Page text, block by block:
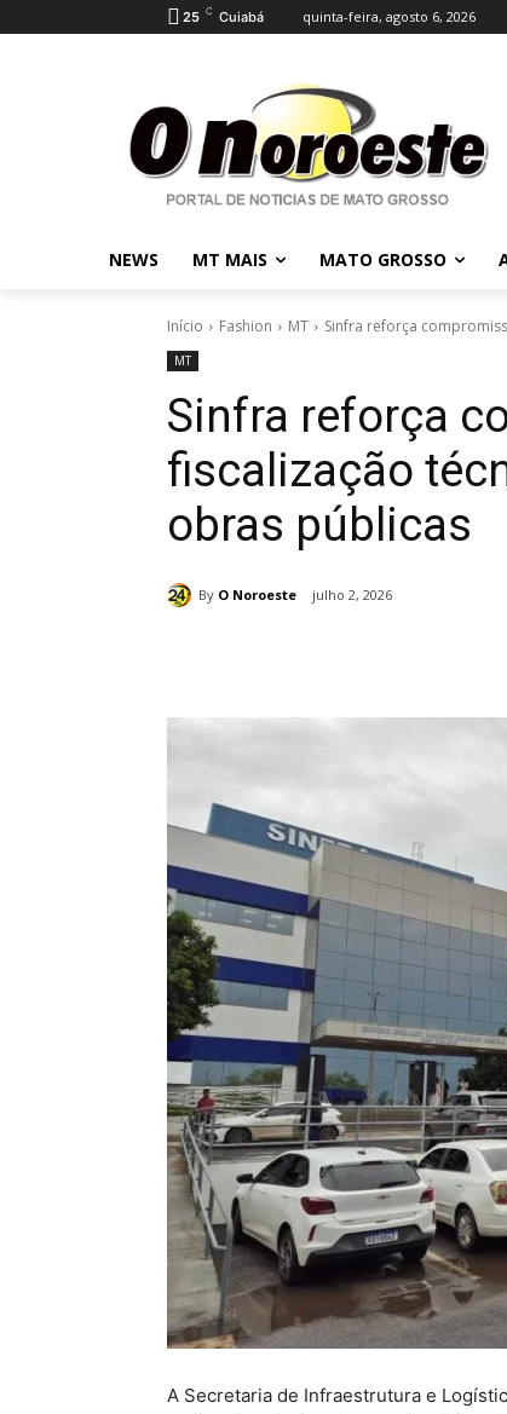
25 C Cuiabá quinta-feira, agosto 6, 2026
NEWS MT MAIS MATO GROSSO
Início Fashion MT Sinfra reforça
MT
Sinfra reforça
fiscalização
obras públicas
By O Noroeste julho 2, 2026
A Secretaria de Infraestrutura e